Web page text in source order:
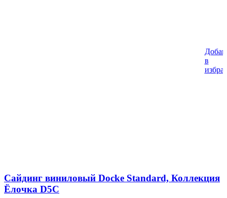
в
Сайдинг виниловый Docke Standard, Коллекция
Ёлочка D5C